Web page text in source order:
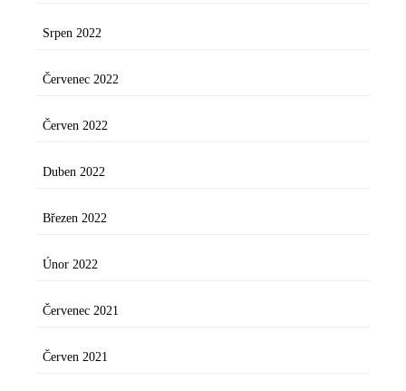
Srpen 2022
Červenec 2022
Červen 2022
Duben 2022
Březen 2022
Únor 2022
Červenec 2021
Červen 2021